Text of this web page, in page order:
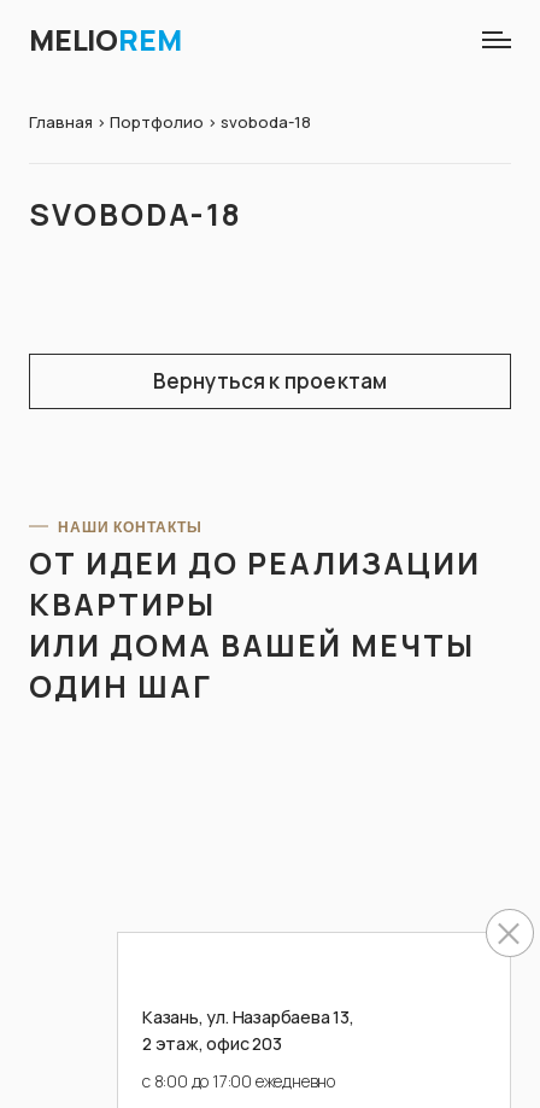
MELIOREM
Главная > Портфолио > svoboda-18
SVOBODA-18
Вернуться к проектам
НАШИ КОНТАКТЫ
ОТ ИДЕИ ДО РЕАЛИЗАЦИИ
КВАРТИРЫ
ИЛИ ДОМА ВАШЕЙ МЕЧТЫ
ОДИН ШАГ
Казань, ул. Назарбаева 13,
2 этаж, офис 203
с 8:00 до 17:00 ежедневно